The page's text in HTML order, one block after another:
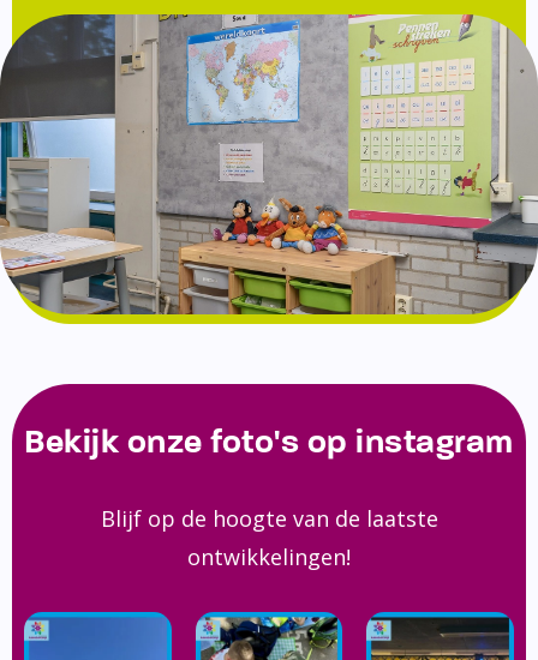
Bekijk onze foto's op instagram
Blijf op de hoogte van de laatste
ontwikkelingen!